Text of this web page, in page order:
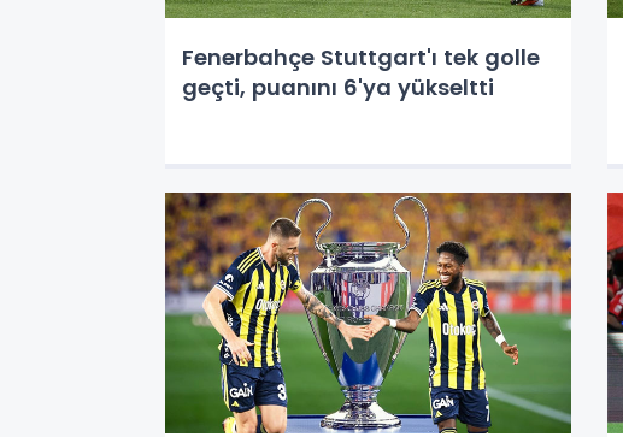
Fenerbahçe Stuttgart'ı tek golle
geçti, puanını 6'ya yükseltti